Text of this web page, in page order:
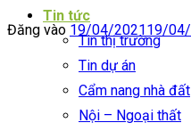
Tin tức
Tin thị trường
Tin dự án
Cẩm nang nhà đất
Nội – Ngoại thất
Đăng vào 19/04/2021 19/